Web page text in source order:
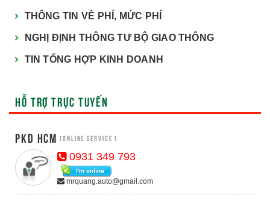
THÔNG TIN VỀ PHÍ, MỨC PHÍ
NGHỊ ĐỊNH THÔNG TƯ BỘ GIAO THÔNG
TIN TỔNG HỢP KINH DOANH
HỖ TRỢ TRỰC TUYẾN
PKD HCM (Online Service )
0931 349 793
mrquang.auto@gmail.com